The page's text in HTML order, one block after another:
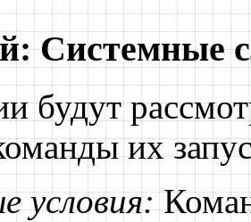
Системные
будут
их
условия: